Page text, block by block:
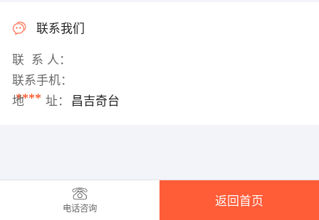
联系我们
联 系 人：
联系手机：
****
地 址： 昌吉奇台
电话咨询
返回首页